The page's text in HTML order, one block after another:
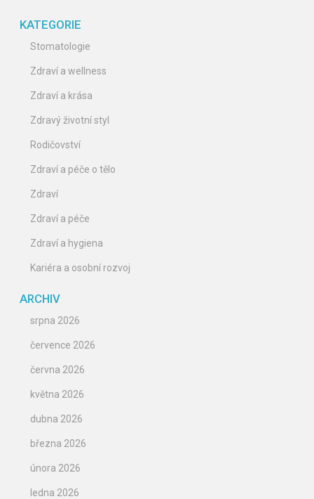
KATEGORIE
Stomatologie
Zdraví a wellness
Zdraví a krása
Zdravý životní styl
Rodičovství
Zdraví a péče o tělo
Zdraví
Zdraví a péče
Zdraví a hygiena
Kariéra a osobní rozvoj
ARCHIV
srpna 2026
července 2026
června 2026
května 2026
dubna 2026
března 2026
února 2026
ledna 2026